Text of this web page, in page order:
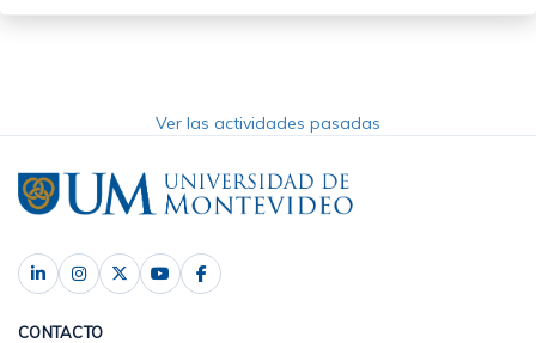
Ver las actividades pasadas
CONTACTO